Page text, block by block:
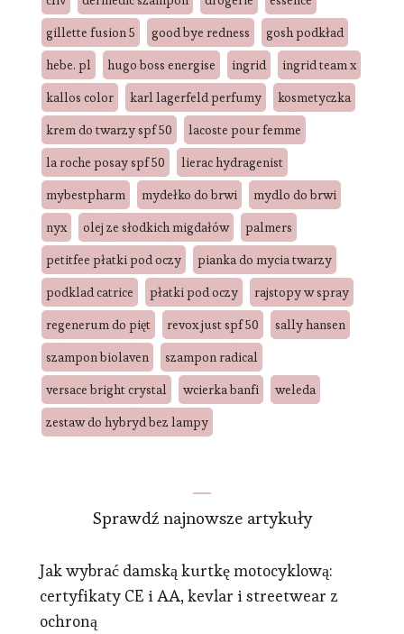
gillette fusion 5
good bye redness
gosh podkład
hebe. pl
hugo boss energise ingrid
ingrid team x
kallos color
karl lagerfeld perfumy
kosmetyczka
krem do twarzy spf 50
lacoste pour femme
la roche posay spf 50
lierac hydragenist
mybestpharm
mydełko do brwi
mydlo do brwi
nyx
olej ze słodkich migdałów
palmers
petitfee płatki pod oczy
pianka do mycia twarzy
podklad catrice
płatki pod oczy
rajstopy w spray
regenerum do pięt
revox just spf 50
sally hansen
szampon biolaven
szampon radical
versace bright crystal
wcierka banfi
weleda
zestaw do hybryd bez lampy
Sprawdź najnowsze artykuły
Jak wybrać damską kurtkę motocyklową:
certyfikaty CE i AA, kevlar i streetwear z
ochroną